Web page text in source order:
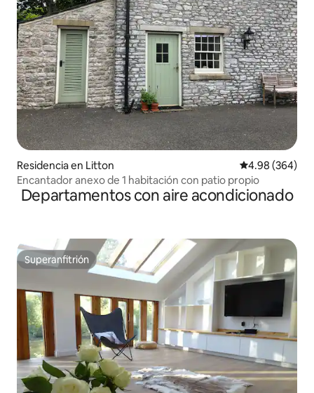
Residencia en Litton Calificación
4.98 (364)
Encantador anexo de 1 habitación con patio propio
Departamentos con aire acondicionado
Superanfitrión
Superanfitrión